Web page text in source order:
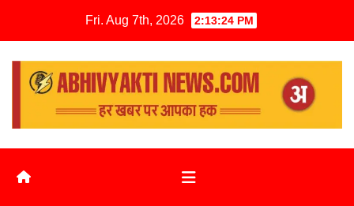
Fri. Aug 7th, 2026 2:13:25 PM